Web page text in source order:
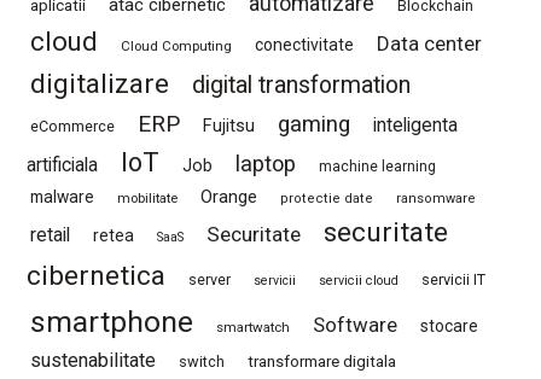
aplicatii atac cibernetic Blockchain
cloud Cloud Computing conectivitate Data center
digitalizare digital transformation
eCommerce ERP Fujitsu gaming
inteligenta
artificiala
IoT Job laptop machine learning
malware mobilitate Orange protectie date ransomware
retail retea SaaS Securitate
securitate
cibernetica
server servicii servicii cloud servicii IT
smartphone smartwatch Software stocare
sustenabilitate switch transformare digitala